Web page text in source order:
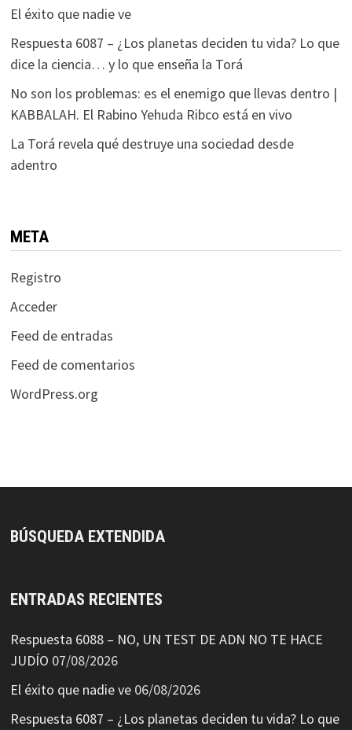
El éxito que nadie ve
Respuesta 6087 – ¿Los planetas deciden tu vida? Lo que
dice la ciencia… y lo que enseña la Torá
No son los problemas: es el enemigo que llevas dentro |
KABBALAH. El Rabino Yehuda Ribco está en vivo
La Torá revela qué destruye una sociedad desde
adentro
META
Registro
Acceder
Feed de entradas
Feed de comentarios
WordPress.org
BÚSQUEDA EXTENDIDA
ENTRADAS RECIENTES
Respuesta 6088 – NO, UN TEST DE ADN NO TE HACE
JUDÍO 07/08/2026
El éxito que nadie ve 06/08/2026
Respuesta 6087 – ¿Los planetas deciden tu vida? Lo que